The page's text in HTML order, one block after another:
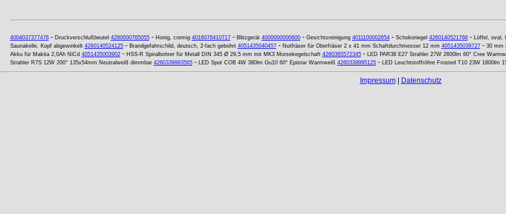
4004037377476- Druckverschlußbeutel 4280000765055- Honig, cremig 4016076410717- Blitzgerät 4000000000600- Gesichtsreinigung 4011100002654- Schokoriegel 4260140521766- Löffel, oval,
Saunakelle, Kopf abgewinkelt 4260140524125- Brandgefahrschild, deutsch, 2-fach gebohrt 4051435040457- Nutfräser für Oberfräser 2 x 41 mm Schaftdurchmesser 12 mm 4051435039727- 30 mm
Akku für Makita 2,0Ah NiCd 4051435003902- HSS-R Spiralbohrer für Metall DIN 345 Ø 29,5 mm mit MK3 Morsekegelschaft 4260365572345- LED PAR38 E27 Strahler 27W 2600lm 60° Cree
Strahler R7S 12W 200° 135x54mm Neutralweiß dimmbar 4260339993565- LED Spot COB 4W 380lm Gu10 60° Epistar Warmweiß 4260339995125- LED Leuchtstoffröhre Frosted T10 23W 1800lm
Impressum| Datenschutz